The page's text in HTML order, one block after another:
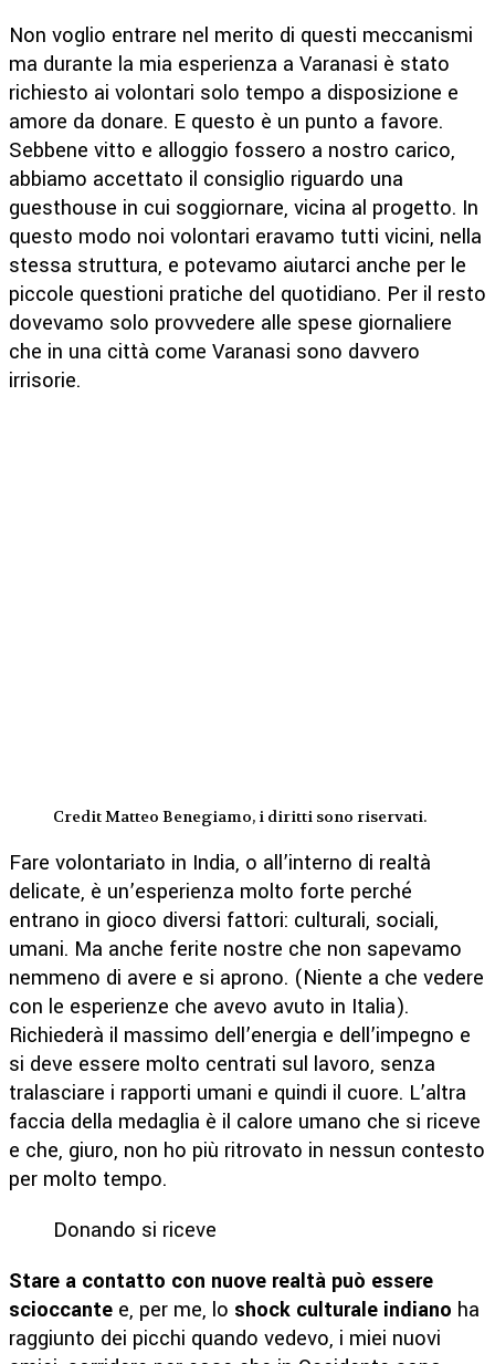
Non voglio entrare nel merito di questi meccanismi
ma durante la mia esperienza a Varanasi è stato
richiesto ai volontari solo tempo a disposizione e
amore da donare. E questo è un punto a favore.
Sebbene vitto e alloggio fossero a nostro carico,
abbiamo accettato il consiglio riguardo una
guesthouse in cui soggiornare, vicina al progetto. In
questo modo noi volontari eravamo tutti vicini, nella
stessa struttura, e potevamo aiutarci anche per le
piccole questioni pratiche del quotidiano. Per il resto
dovevamo solo provvedere alle spese giornaliere
che in una città come Varanasi sono davvero
irrisorie.
Credit Matteo Benegiamo, i diritti sono riservati.
Fare volontariato in India, o all’interno di realtà
delicate, è un’esperienza molto forte perché
entrano in gioco diversi fattori: culturali, sociali,
umani. Ma anche ferite nostre che non sapevamo
nemmeno di avere e si aprono. (Niente a che vedere
con le esperienze che avevo avuto in Italia).
Richiederà il massimo dell’energia e dell’impegno e
si deve essere molto centrati sul lavoro, senza
tralasciare i rapporti umani e quindi il cuore. L’altra
faccia della medaglia è il calore umano che si riceve
e che, giuro, non ho più ritrovato in nessun contesto
per molto tempo.
Donando si riceve
Stare a contatto con nuove realtà può essere
scioccante e, per me, lo shock culturale indiano ha
raggiunto dei picchi quando vedevo, i miei nuovi